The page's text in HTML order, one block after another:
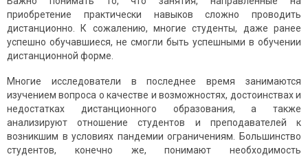
приобретение практически навыков сложно проводить
дистанционно. К сожалению, многие студенты, даже ранее
успешно обучавшиеся, не смогли быть успешными в обучении
дистанционной форме.
Многие исследователи в последнее время занимаются
изучением вопроса о качестве и возможностях, достоинствах и
недостатках дистанционного образования, а также
анализируют отношение студентов и преподавателей к
возникшим в условиях пандемии ограничениям. Большинство
студентов, конечно же, понимают необходимость